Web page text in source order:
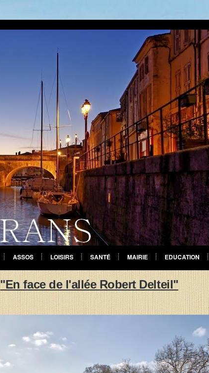
ASSOS LOISIRS SANTÉ MAIRIE EDUCATION
"En face de l'allée Robert Delteil"